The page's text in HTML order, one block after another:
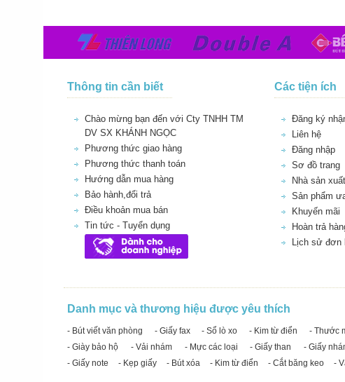
Thông tin cần biết
Chào mừng bạn đến với Cty TNHH TM
DV SX KHÁNH NGỌC
Phương thức giao hàng
Phương thức thanh toán
Hướng dẫn mua hàng
Bảo hành,đổi trả
Điều khoản mua bán
Tin tức - Tuyển dụng
Các tiện ích
Đăng ký
Liên hệ
Đăng nhập
Sơ đồ trang
Nhà sản xuất
Sản phẩm
Khuyến mãi
Hoàn trả
Lịch sử đơn
Danh mục và thương hiệu được yêu thích
- Bút viết văn phòng - Giấy fax - Sổ lò xo - Kim từ điển - Thước
- Giày bảo hộ
- Vải nhám - Mực các loại - Giấy than - Giấy
- Giấy note
- Kẹp giấy - Bút xóa - Kim từ điển - Cắt băng keo -